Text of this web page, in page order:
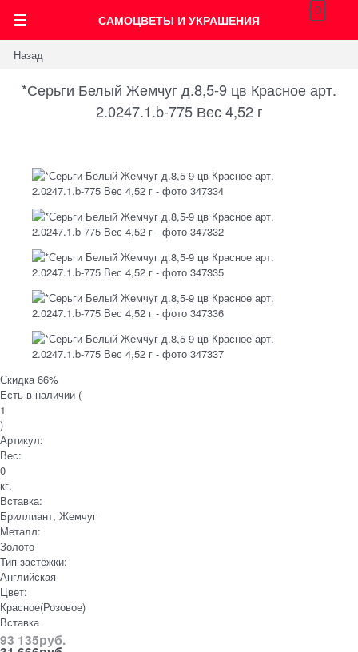
САМОЦВЕТЫ И УКРАШЕНИЯ
0
Назад
*Серьги Белый Жемчуг д.8,5-9 цв Красное арт.
2.0247.1.b-775 Вес 4,52 г
Скидка 66%
Есть в наличии (
1
)
Артикул:
Вес:
0
кг.
Вставка:
Бриллиант, Жемчуг
Металл:
Золото
Тип застёжки:
Английская
Цвет:
Красное(Розовое)
Вставка
93 135руб.